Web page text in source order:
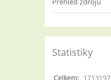
Statistiky
Celkem: 1713197